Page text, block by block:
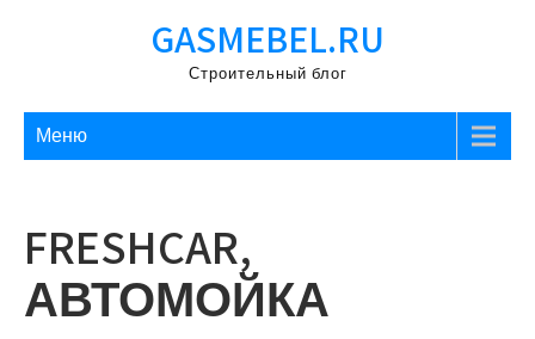
GASMEBEL.RU
Строительный блог
Меню
FRESHCAR,
АВТОМОЙКА